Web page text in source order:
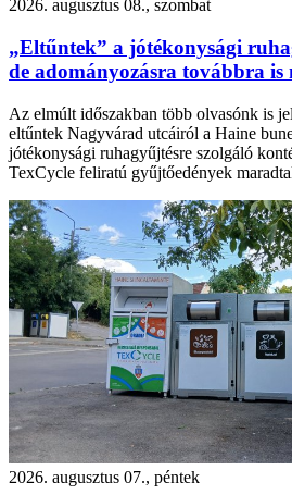
2026. augusztus 08., szombat
„Eltűntek” a jótékonysági
de adományozásra továbbra is
Az elmúlt időszakban több olvasónk is
eltűntek Nagyvárad utcáiról a Haine
jótékonysági ruhagyűjtésre szolgáló
TexCycle feliratú gyűjtőedények
2026. augusztus 07., péntek